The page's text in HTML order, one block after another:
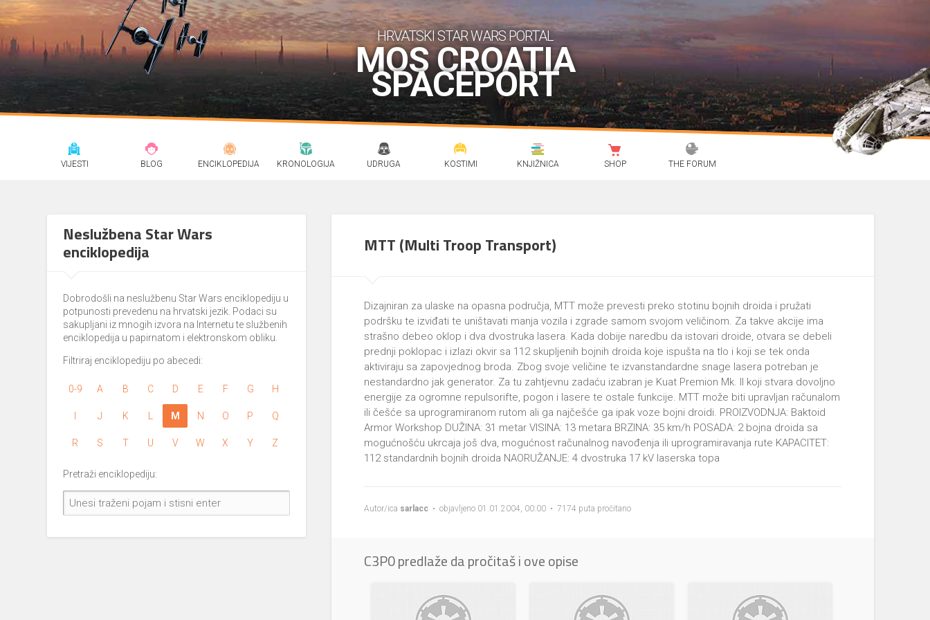
HRVATSKI STAR WARS PORTAL
MOS CROATIA
SPACEPORT
VIJESTI BLOG ENCIKLOPEDIJA KRONOLOGIJA UDRUGA KOSTIMI KNJIŽNICA SHOP THE FORUM
Neslužbena Star Wars
enciklopedija
Dobrodošli na neslužbenu Star Wars enciklopediju u
potpunosti prevedenu na hrvatski jezik. Podaci su
sakupljani iz mnogih izvora na Internetu te službenih
enciklopedija u papirnatom i elektronskom obliku.
Filtriraj enciklopediju po abecedi:
0-9 A B C D E F G H
J K M N O P Q
R S T U V W X Y Z
Pretraži enciklopediju:
MTT (Multi Troop Transport)
Dizajniran za ulaske na opasna područja, MTT može prevesti preko stotinu bojnih droida i pružati
podršku te izviđati te uništavati manja vozila i zgrade samom svojom veličinom. Za takve akcije ima
strašno debeo oklop i dva dvostruka lasera. Kada dobije naredbu da istovari droide, otvara se debeli
prednji poklopac i izlazi okvir sa 112 skupljenih bojnih droida koje ispušta na tlo i koji se tek onda
aktiviraju sa zapovjednog broda. Zbog svoje veličine te izvanstandardne snage lasera potreban je
nestandardno jak generator. Za tu zahtjevnu zadaću izabran je Kuat Premion Mk. II koji stvara dovoljno
energije za ogromne repulsorifte, pogon i lasere te ostale funkcije. MTT može biti upravljan računalom
ili češće sa uprogramiranom rutom ali ga najčešće ga ipak voze bojni droidi. PROIZVODNJA: Baktoid
Armor Workshop DUŽINA: 31 metar VISINA: 13 metara BRZINA: 35 km/h POSADA: 2 bojna droida sa
mogućnošću ukrcaja još dva, mogućnost računalnog navođenja ili uprogramiravanja rute KAPACITET:
112 standardnih bojnih droida NAORUŽANJE: 4 dvostruka 17 kV laserska topa
Autor/ica sarlacc • objavljeno 01.01.2004, 00:00 • 7174 puta pročitano
C3P0 predlaže da pročitaš i ove opise